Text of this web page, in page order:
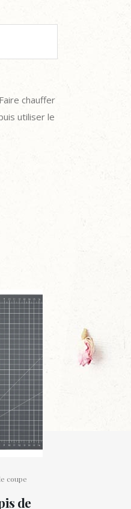
chauffer
utiliser le
coupe
de